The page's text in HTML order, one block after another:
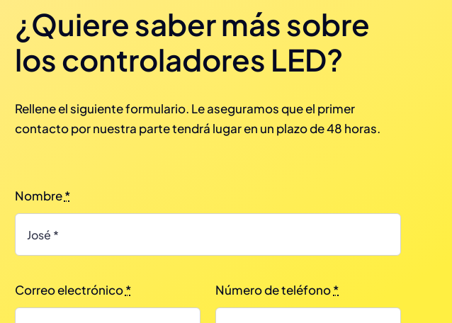
¿Quiere saber más sobre
los controladores LED?
Rellene el siguiente formulario. Le aseguramos que el primer
contacto por nuestra parte tendrá lugar en un plazo de 48 horas.
Nombre*
Correo electrónico* Número de teléfono*